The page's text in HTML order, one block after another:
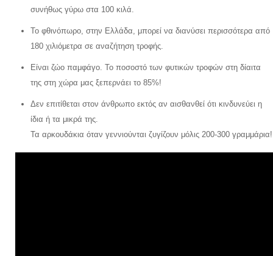
συνήθως γύρω στα 100 κιλά.
Το φθινόπωρο, στην Ελλάδα, μπορεί να διανύσει περισσότερα από
180 χιλιόμετρα σε αναζήτηση τροφής.
Είναι ζώο παμφάγο. Το ποσοστό των φυτικών τροφών στη δίαιτα
της στη χώρα μας ξεπερνάει το 85%!
Δεν επιτίθεται στον άνθρωπο εκτός αν αισθανθεί ότι κινδυνεύει η
ίδια ή τα μικρά της.
Τα αρκουδάκια όταν γεννιούνται ζυγίζουν μόλις 200-300 γραμμάρια!